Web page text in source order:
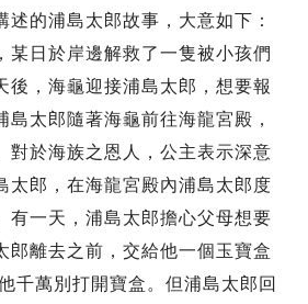
述的浦島太郎故事，大意如下：
某日於岸邊解救了一隻被小孩們
後，海龜迎接浦島太郎，想要報
島太郎隨著海龜前往海龍宮殿，
對於海族之恩人，公主表示深意
太郎，在海龍宮殿內浦島太郎度
有一天，浦島太郎擔心父母想要
郎離去之前，交給他一個玉寶盒
千萬別打開寶盒。但浦島太郎回